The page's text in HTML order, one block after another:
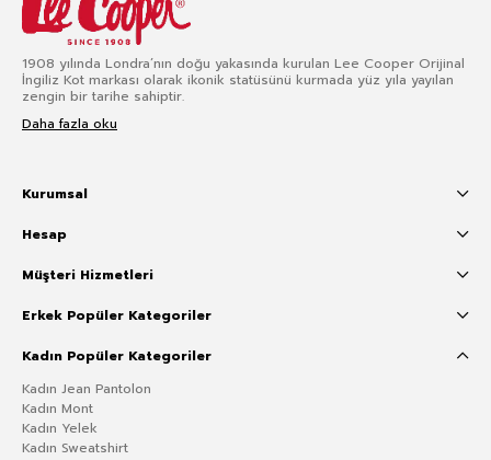
1908 yılında Londra’nın doğu yakasında kurulan Lee Cooper Orijinal
İngiliz Kot markası olarak ikonik statüsünü kurmada yüz yıla yayılan
zengin bir tarihe sahiptir.
Daha fazla oku
Kurumsal
Hesap
Müşteri Hizmetleri
Erkek Popüler Kategoriler
Kadın Popüler Kategoriler
Kadın Jean Pantolon
Kadın Mont
Kadın Yelek
Kadın Sweatshirt